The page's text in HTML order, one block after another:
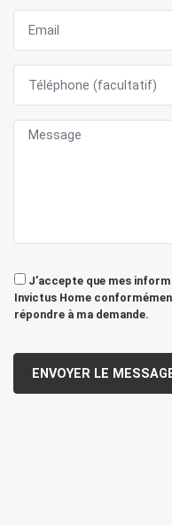
J’accepte que mes
Invictus Home
répondre à ma demande.